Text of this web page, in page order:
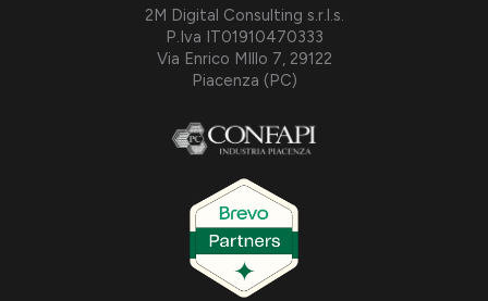
2M Digital Consulting s.r.l.s.
P.Iva IT01910470333
Via Enrico MIllo 7, 29122
Piacenza (PC)